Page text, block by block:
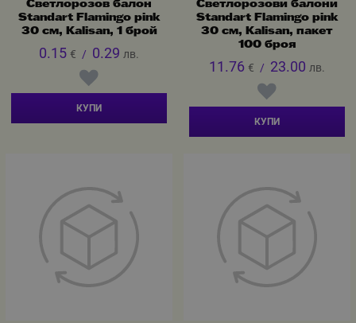
Светлорозов балон
Standart Flamingo pink
30 см, Kalisan, 1 брой
0.15 € / 0.29 лв.
КУПИ
Светлорозови балони
Standart Flamingo pink
30 см, Kalisan, пакет
100 броя
11.76 € / 23.00 лв.
КУПИ